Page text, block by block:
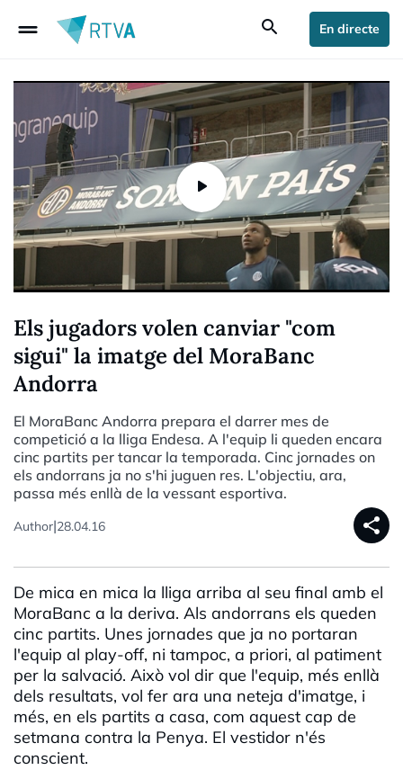
drag_handle search En directe
Els jugadors volen canviar "com
sigui" la imatge del MoraBanc
Andorra
El MoraBanc Andorra prepara el darrer mes de
competició a la lliga Endesa. A l'equip li queden encara
cinc partits per tancar la temporada. Cinc jornades on
els andorrans ja no s'hi juguen res. L'objectiu, ara,
passa més enllà de la vessant esportiva.
Author|28.04.16 share
De mica en mica la lliga arriba al seu final amb el
MoraBanc a la deriva. Als andorrans els queden
cinc partits. Unes jornades que ja no portaran
l'equip al play-off, ni tampoc, a priori, al patiment
per la salvació. Això vol dir que l'equip, més enllà
dels resultats, vol fer ara una neteja d'imatge, i
més, en els partits a casa, com aquest cap de
setmana contra la Penya. El vestidor n'és
conscient.